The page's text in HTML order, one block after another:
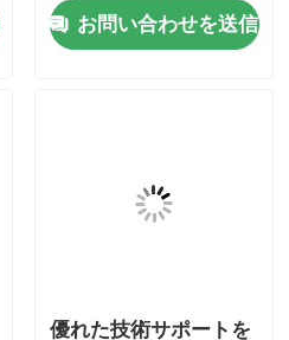
お問い合わせを送信
優れた技術サポートを